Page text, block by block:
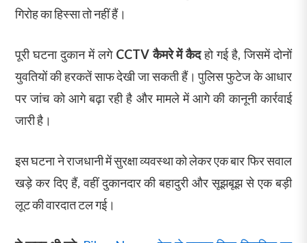
गिरोह का हिस्सा तो नहीं हैं।
पूरी घटना दुकान में लगे CCTV कैमरे में कैदहो गई है, जिसमें दोनों
युवतियों की हरकतें साफ देखी जा सकती हैं। पुलिस फुटेज के आधार
पर जांच को आगे बढ़ा रही है और मामले में आगे की कानूनी कार्रवाई
जारी है।
इस घटना ने राजधानी में सुरक्षा व्यवस्था को लेकर एक बार फिर सवाल
खड़े कर दिए हैं, वहीं दुकानदार की बहादुरी और सूझबूझ से एक बड़ी
लूट की वारदात टल गई।